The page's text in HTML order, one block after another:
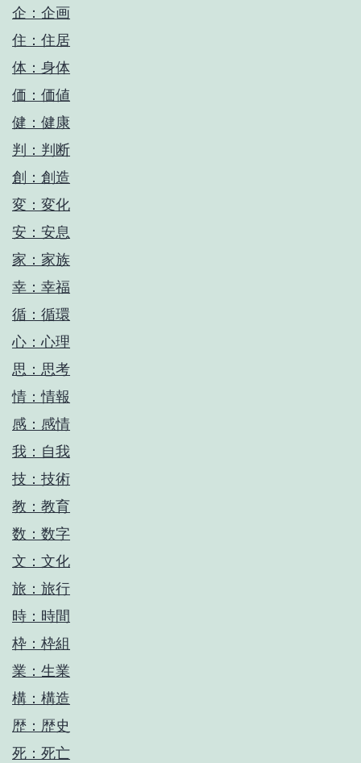
企：企画
住：住居
体：身体
価：価値
健：健康
判：判断
創：創造
変：変化
安：安息
家：家族
幸：幸福
循：循環
心：心理
思：思考
情：情報
感：感情
我：自我
技：技術
教：教育
数：数字
文：文化
旅：旅行
時：時間
枠：枠組
業：生業
構：構造
歴：歴史
死：死亡